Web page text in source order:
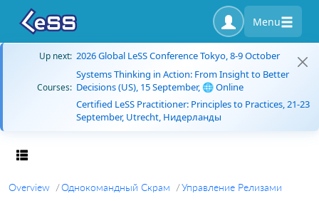
Menu
Up next: 2026 Global LeSS Conference Tokyo, 8-9 October
Courses:
Systems Thinking in Action: From Insight to Better
Decisions (US), 15 September, 🌐 Online
Certified LeSS Practitioner: Principles to Practices, 21-23
September, Utrecht, Нидерланды
Toggle navigation
Overview Однокомандный Скрам Управление Релизами